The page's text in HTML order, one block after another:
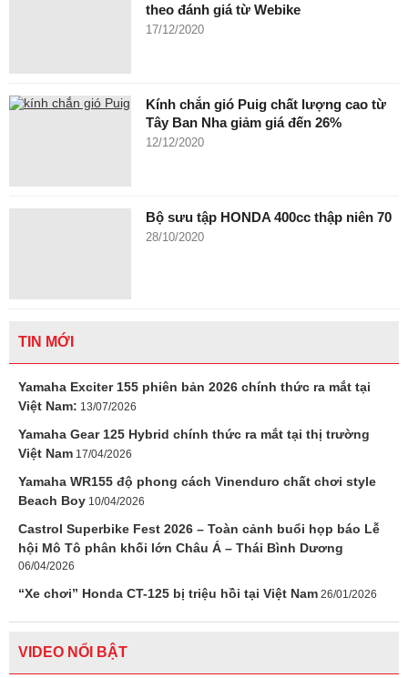
theo đánh giá từ Webike
17/12/2020
Kính chắn gió Puig chất lượng cao từ
Tây Ban Nha giảm giá đến 26%
12/12/2020
Bộ sưu tập HONDA 400cc thập niên 70
28/10/2020
TIN MỚI
Yamaha Exciter 155 phiên bản 2026 chính thức ra mắt tại
Việt Nam: 13/07/2026
Yamaha Gear 125 Hybrid chính thức ra mắt tại thị trường
Việt Nam 17/04/2026
Yamaha WR155 độ phong cách Vinenduro chất chơi style
Beach Boy 10/04/2026
Castrol Superbike Fest 2026 – Toàn cảnh buổi họp báo Lễ
hội Mô Tô phân khối lớn Châu Á – Thái Bình Dương
06/04/2026
“Xe chơi” Honda CT-125 bị triệu hồi tại Việt Nam 26/01/2026
VIDEO NỔI BẬT